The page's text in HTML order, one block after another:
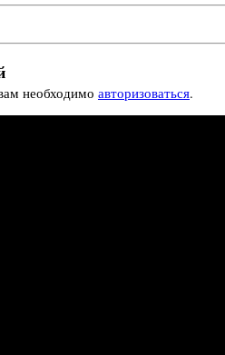
необходимо авторизоваться.